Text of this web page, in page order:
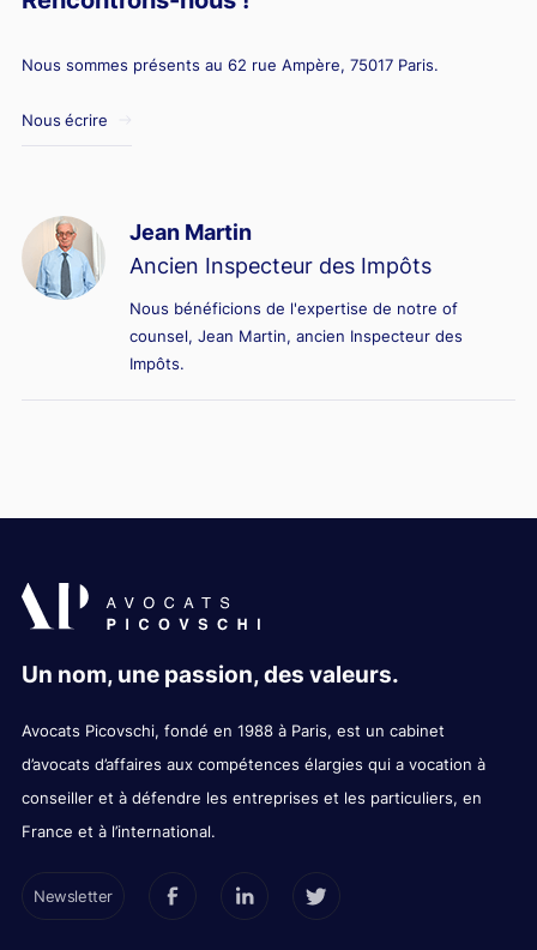
Nous sommes présents au 62 rue Ampère, 75017 Paris.
Nous écrire
Jean Martin
Ancien Inspecteur des Impôts
Nous bénéficions de l'expertise de notre of
counsel, Jean Martin, ancien Inspecteur des
Impôts.
Un nom, une passion, des valeurs.
Avocats Picovschi, fondé en 1988 à Paris, est un cabinet
d’avocats d’affaires aux compétences élargies qui a vocation à
conseiller et à défendre les entreprises et les particuliers, en
France et à l’international.
Newsletter